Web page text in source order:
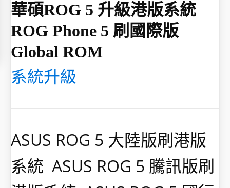
華碩ROG 5 升級港版系統
ROG Phone 5 刷國際版
Global ROM
系統升級
ASUS ROG 5 大陸版刷港版
系統 ASUS ROG 5 騰訊版刷